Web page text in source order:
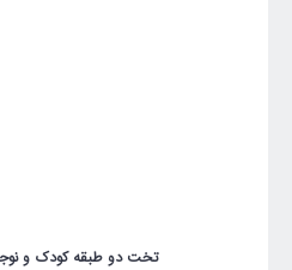
تخت دو طبقه کودک و